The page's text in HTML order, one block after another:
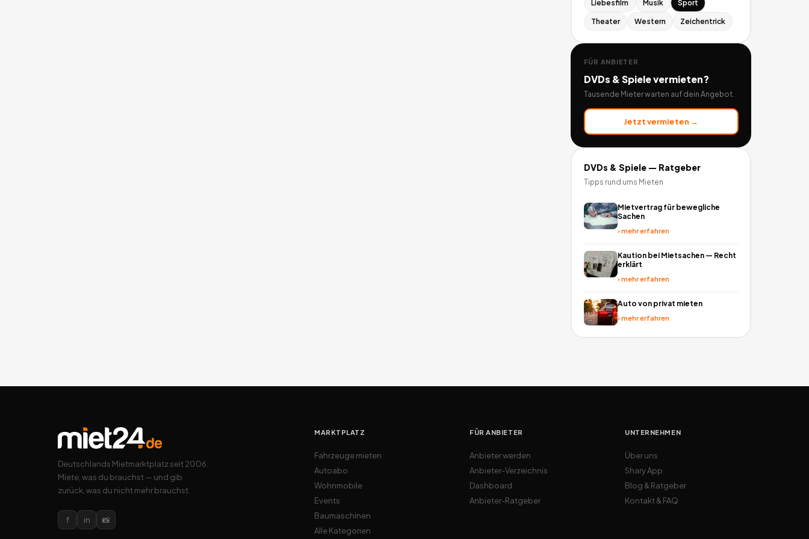
Liebesfilm Musik Sport
Theater Western Zeichentrick
FÜR ANBIETER
DVDs & Spielevermieten?
Tausende Mieter warten auf dein Angebot.
Jetzt vermieten →
DVDs & Spiele— Ratgeber
Tipps rund ums Mieten
Mietvertrag für bewegliche
Sachen
›mehr erfahren
Kaution bei Mietsachen — Recht
erklärt
›mehr erfahren
Auto von privat mieten
›mehr erfahren
Deutschlands Mietmarktplatz seit 2006.
Miete, was du brauchst — und gib
zurück, was du nicht mehr brauchst.
f in 📸
MARKTPLATZ
Fahrzeuge mieten
Autoabo
Wohnmobile
Events
Baumaschinen
Alle Kategorien
FÜR ANBIETER
Anbieter werden
Anbieter-Verzeichnis
Dashboard
Anbieter-Ratgeber
UNTERNEHMEN
Über uns
Shary App
Blog & Ratgeber
Kontakt & FAQ